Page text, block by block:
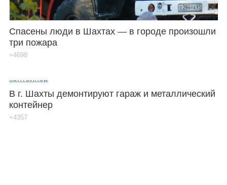
Спасены люди в Шахтах — в городе произошли
три пожара
+4698
В г. Шахты демонтируют гараж и металлический
контейнер
+4357